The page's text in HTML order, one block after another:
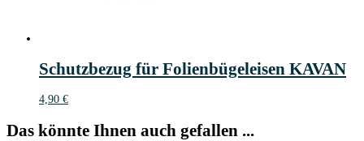
Schutzbezug für Folienbügeleisen KAVAN
4,90 €
Das könnte Ihnen auch gefallen ...